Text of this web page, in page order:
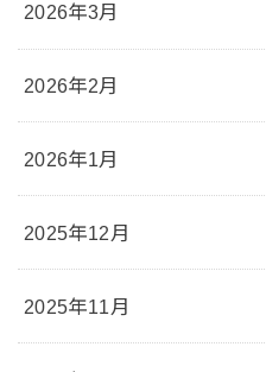
2026年3月
2026年2月
2026年1月
2025年12月
2025年11月